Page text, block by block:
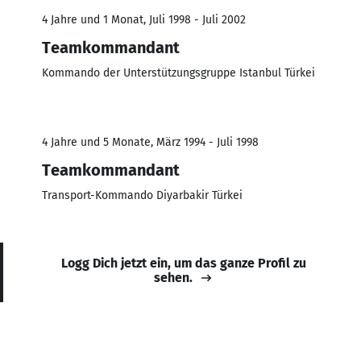
4 Jahre und 1 Monat, Juli 1998 - Juli 2002
Teamkommandant
Kommando der Unterstützungsgruppe Istanbul Türkei
4 Jahre und 5 Monate, März 1994 - Juli 1998
Teamkommandant
Transport-Kommando Diyarbakir Türkei
Logg Dich jetzt ein, um das ganze Profil zu
sehen.